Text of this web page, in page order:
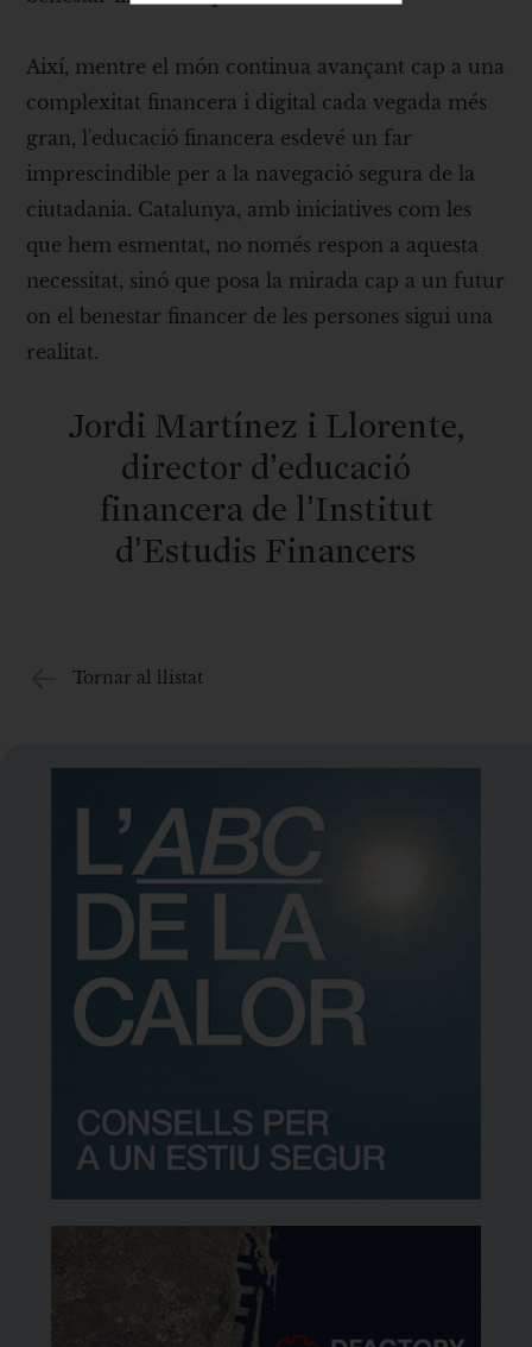
Així, mentre el món continua avançant cap a una
complexitat financera i digital cada vegada més
gran, l'educació financera esdevé un far
imprescindible per a la navegació segura de la
ciutadania. Catalunya, amb iniciatives com les
que hem esmentat, no només respon a aquesta
necessitat, sinó que posa la mirada cap a un futur
on el benestar financer de les persones sigui una
realitat.
Jordi Martínez i Llorente,
director d’educació
financera de l’Institut
d’Estudis Financers
Tornar al llistat